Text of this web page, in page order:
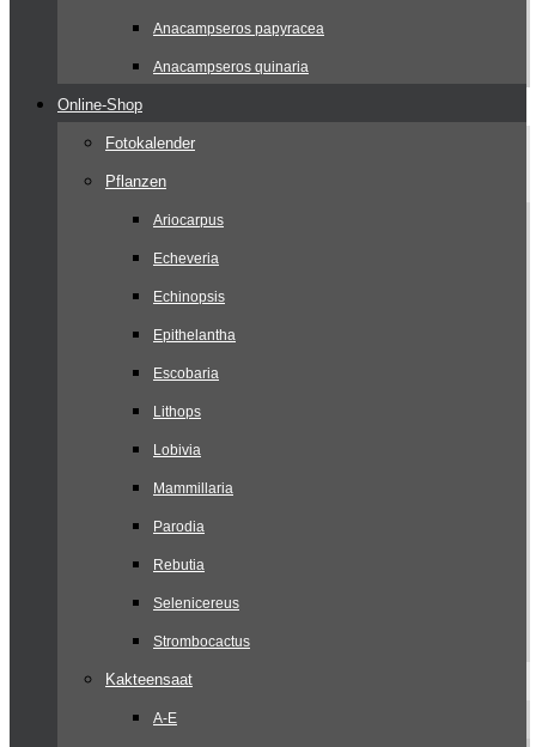
Anacampseros papyracea
Anacampseros quinaria
Online-Shop
Fotokalender
Pflanzen
Ariocarpus
Echeveria
Echinopsis
Epithelantha
Escobaria
Lithops
Lobivia
Mammillaria
Parodia
Rebutia
Selenicereus
Strombocactus
Kakteensaat
A-E